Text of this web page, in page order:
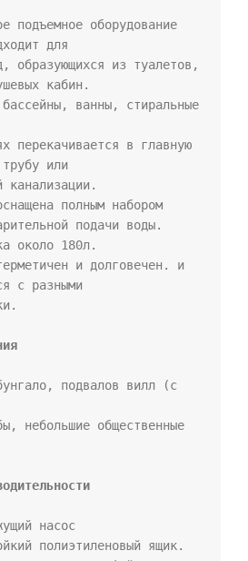
подъемное оборудование
для
образующихся из туалетов,
кабин.
бассейны, ванны, стиральные
перекачивается в главную
или
канализации.
полным набором
подачи воды.
около 180л.
и долговечен. и
с разными
подвалов вилл (с
небольшие общественные
насос
полиэтиленовый ящик.